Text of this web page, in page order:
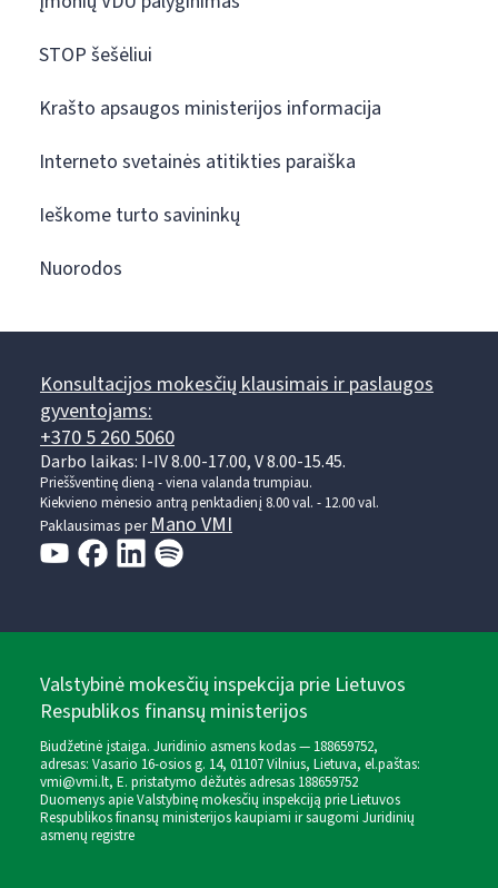
STOP šešėliui
Krašto apsaugos ministerijos informacija
Interneto svetainės atitikties paraiška
Ieškome turto savininkų
Nuorodos
Konsultacijos mokesčių klausimais ir paslaugos
gyventojams:
+370 5 260 5060
Darbo laikas: I-IV 8.00-17.00, V 8.00-15.45.
Prieššventinę dieną - viena valanda trumpiau.
Kiekvieno mėnesio antrą penktadienį 8.00 val. - 12.00 val.
Paklausimas perMano VMI
Valstybinė mokesčių inspekcija prie Lietuvos
Respublikos finansų ministerijos
Biudžetinė įstaiga. Juridinio asmens kodas — 188659752,
adresas: Vasario 16-osios g. 14, 01107 Vilnius, Lietuva, el.paštas:
vmi@vmi.lt, E. pristatymo dėžutės adresas 188659752
Duomenys apie Valstybinę mokesčių inspekciją prie Lietuvos
Respublikos finansų ministerijos kaupiami ir saugomi Juridinių
asmenų registre